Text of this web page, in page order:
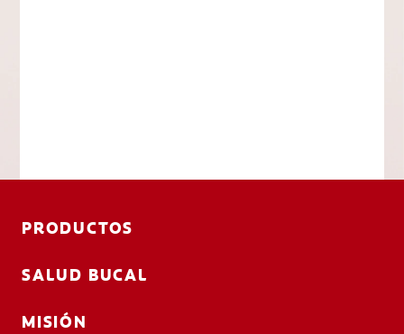
PRODUCTOS
SALUD BUCAL
MISIÓN